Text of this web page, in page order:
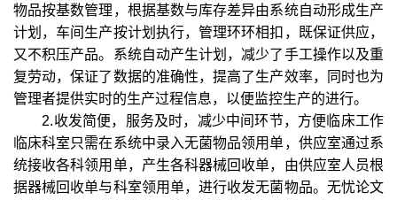
物品按基数管理，根据基数与库存差异由系统自动形成生产
计划，车间生产按计划执行，管理环环相扣，既保证供应，
又不积压产品。系统自动产生计划，减少了手工操作以及重
复劳动，保证了数据的准确性，提高了生产效率，同时也为
管理者提供实时的生产过程信息，以便监控生产的进行。
2.收发简便，服务及时，减少中间环节，方便临床工作
临床科室只需在系统中录入无菌物品领用单，供应室通过系
统接收各科领用单，产生各科器械回收单，由供应室人员根
据器械回收单与科室领用单，进行收发无菌物品。无忧论文